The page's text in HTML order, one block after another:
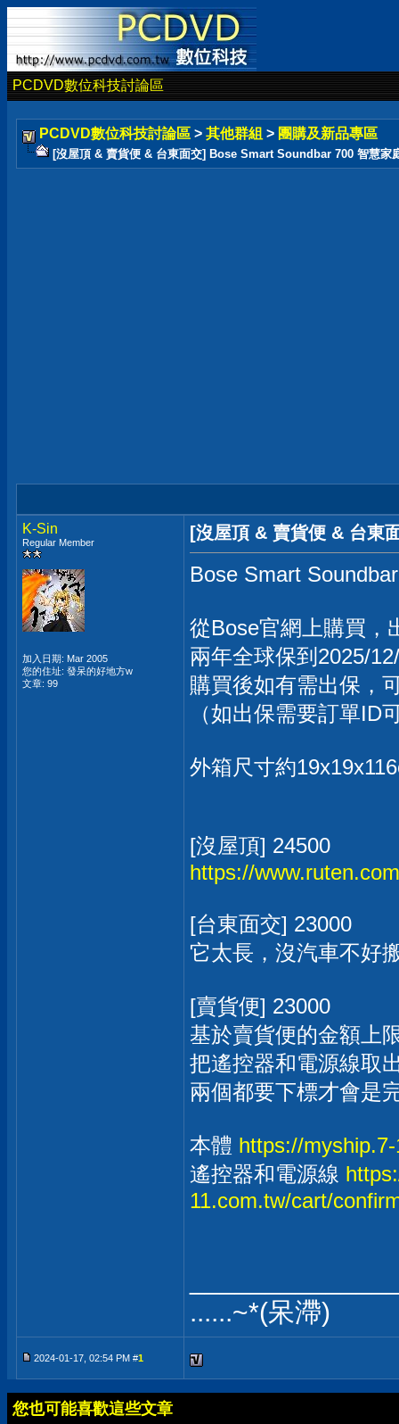
PCDVD數位科技討論區
PCDVD數位科技討論區 > 其他群組 > 團購及新品專區
[沒屋頂 & 賣貨便 & 台東面交] Bose Smart Soundbar 700 智慧家
K-Sin
Regular Member
加入日期: Mar 2005
您的住址: 發呆的好地方w
文章: 99
[沒屋頂 & 賣貨便 & 台東
Bose Smart
從Bose官網上購買，
兩年全球保到2025/
購買後如有需出保，
（如出保需要訂單ID
外箱尺寸約
[沒屋頂] 24500
https://
[台東面交] 23000
它太長，沒汽車不好
[賣貨便] 23000
基於賣貨便的金額上
把遙控器和電源線取
兩個都要下標才會是
本體 https://
遙控器和電源線
11.com.tw/cart/
......~*(呆滯)
2024-01-17, 02:54 PM #1
您也可能喜歡這些文章